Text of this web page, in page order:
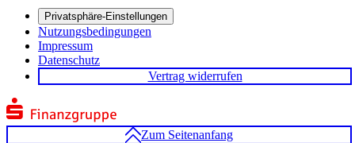
Privatsphäre-Einstellungen
Nutzungsbedingungen
Impressum
Datenschutz
Vertrag widerrufen
Zum Seitenanfang